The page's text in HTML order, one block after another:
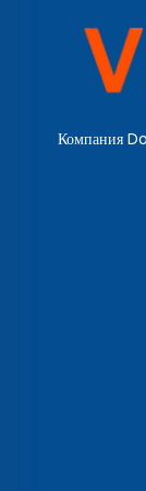
Компания